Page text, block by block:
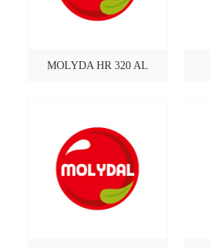
MOLYDA HR 320 AL